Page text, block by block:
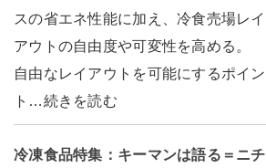
スの省エネ性能に加え、冷食売場レイ
アウトの自由度や可変性を高める。
自由なレイアウトを可能にするポイン
ト…続きを読む
冷凍食品特集：キーマンは語る＝ニチ